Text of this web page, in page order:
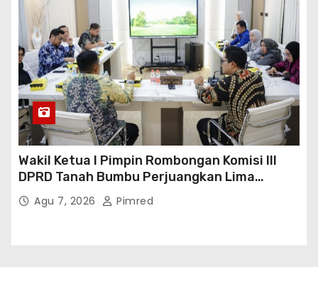
Wakil Ketua I Pimpin Rombongan Komisi III
DPRD Tanah Bumbu Perjuangkan Lima
Infrastruktur Strategis
Agu 7, 2026 Pimred